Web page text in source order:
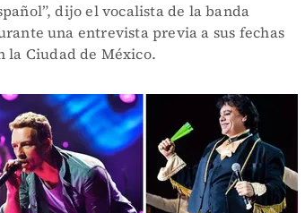
dijo el vocalista de la banda
una entrevista previa a sus fechas
la Ciudad de México.